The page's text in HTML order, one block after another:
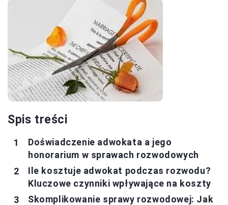
Spis treści
Doświadczenie adwokata a jego
honorarium w sprawach rozwodowych
Ile kosztuje adwokat podczas rozwodu?
Kluczowe czynniki wpływające na koszty
Skomplikowanie sprawy rozwodowej: Jak